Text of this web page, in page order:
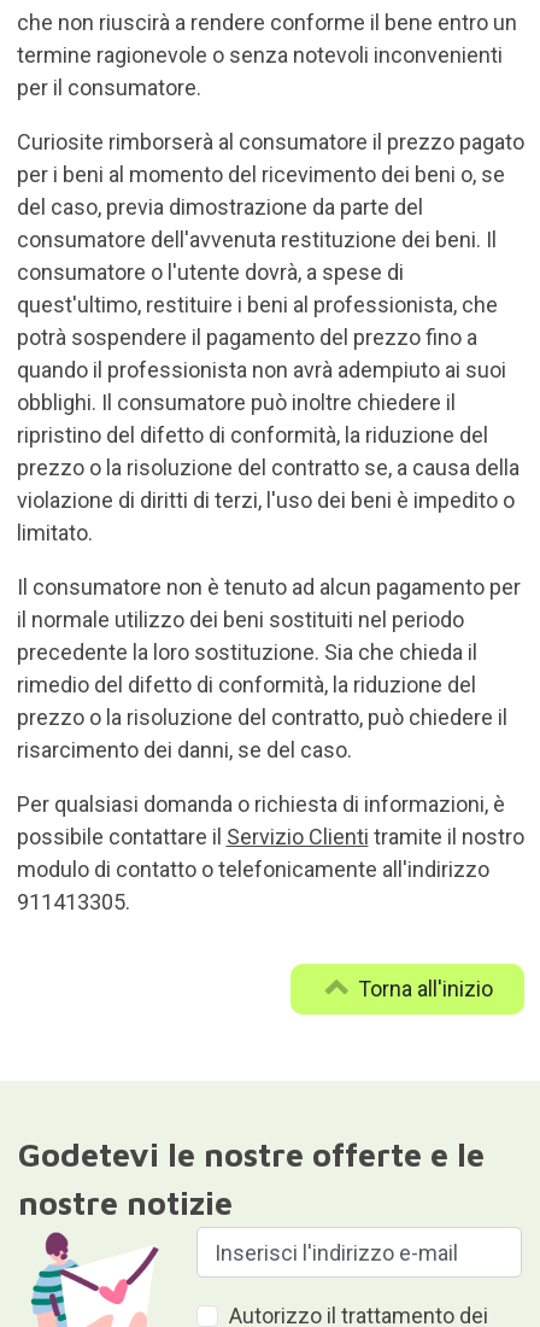
che non riuscirà a rendere conforme il bene entro un
termine ragionevole o senza notevoli inconvenienti
per il consumatore.
Curiosite rimborserà al consumatore il prezzo pagato
per i beni al momento del ricevimento dei beni o, se
del caso, previa dimostrazione da parte del
consumatore dell'avvenuta restituzione dei beni. Il
consumatore o l'utente dovrà, a spese di
quest'ultimo, restituire i beni al professionista, che
potrà sospendere il pagamento del prezzo fino a
quando il professionista non avrà adempiuto ai suoi
obblighi. Il consumatore può inoltre chiedere il
ripristino del difetto di conformità, la riduzione del
prezzo o la risoluzione del contratto se, a causa della
violazione di diritti di terzi, l'uso dei beni è impedito o
limitato.
Il consumatore non è tenuto ad alcun pagamento per
il normale utilizzo dei beni sostituiti nel periodo
precedente la loro sostituzione. Sia che chieda il
rimedio del difetto di conformità, la riduzione del
prezzo o la risoluzione del contratto, può chiedere il
risarcimento dei danni, se del caso.
Per qualsiasi domanda o richiesta di informazioni, è
possibile contattare il Servizio Clienti tramite il nostro
modulo di contatto o telefonicamente all'indirizzo
911413305.
Torna all'inizio
Godetevi le nostre offerte e le
nostre notizie
Autorizzo il trattamento dei